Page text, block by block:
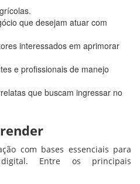
que desejam atuar com
interessados em aprimorar
e profissionais de manejo
que buscam ingressar no
com bases essenciais para
Entre os principais